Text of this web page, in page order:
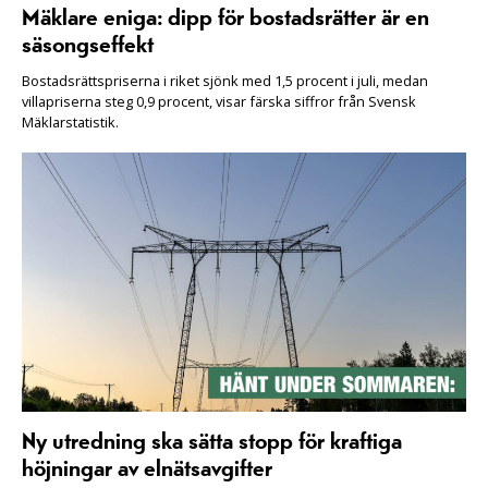
Mäklare eniga: dipp för bostadsrätter är en
säsongseffekt
Bostadsrättspriserna i riket sjönk med 1,5 procent i juli, medan
villapriserna steg 0,9 procent, visar färska siffror från Svensk
Mäklarstatistik.
Ny utredning ska sätta stopp för kraftiga
höjningar av elnätsavgifter